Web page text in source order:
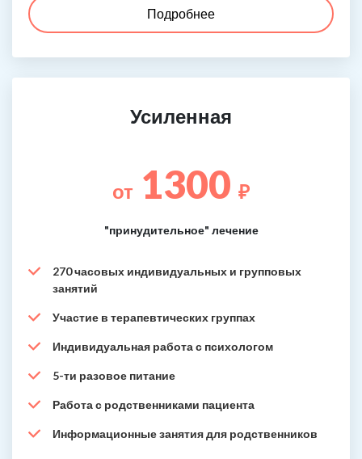
Подробнее
Усиленная
от 1300 ₽
"принудительное" лечение
270 часовых индивидуальных и групповых
занятий
Участие в терапевтических группах
Индивидуальная работа с психологом
5-ти разовое питание
Работа с родственниками пациента
Информационные занятия для родственников